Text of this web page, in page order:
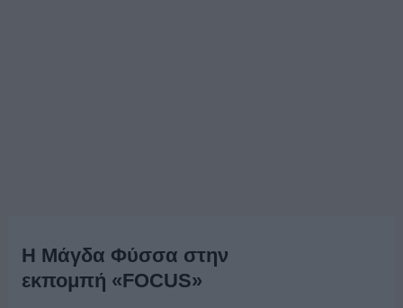
Η Μάγδα Φύσσα στην
εκπομπή «FOCUS»